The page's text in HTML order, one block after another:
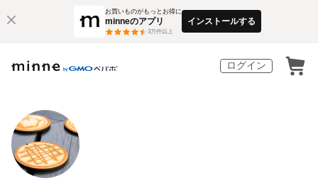
お買いものがもっとお得に
minneのアプリ
3万件以上
インストールする
ログイン